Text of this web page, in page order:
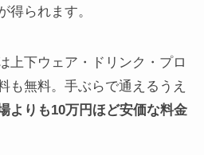
得られます。
上下ウェア・ドリンク・プロ
も無料。手ぶらで通えるうえ
よりも10万円ほど安価な料金